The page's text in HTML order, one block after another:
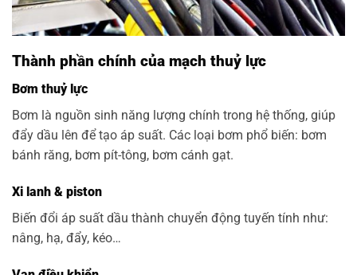
Thành phần chính của mạch thuỷ lực
Bơm thuỷ lực
Bơm là nguồn sinh năng lượng chính trong hệ thống, giúp
đẩy dầu lên để tạo áp suất. Các loại bơm phổ biến: bơm
bánh răng, bơm pít-tông, bơm cánh gạt.
Xi lanh & piston
Biến đổi áp suất dầu thành chuyển động tuyến tính như:
nâng, hạ, đẩy, kéo…